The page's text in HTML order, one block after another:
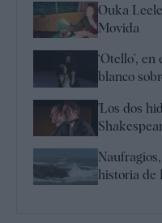
Ouka
Movida
‘Otello’,
blanco
'Los dos
historia de